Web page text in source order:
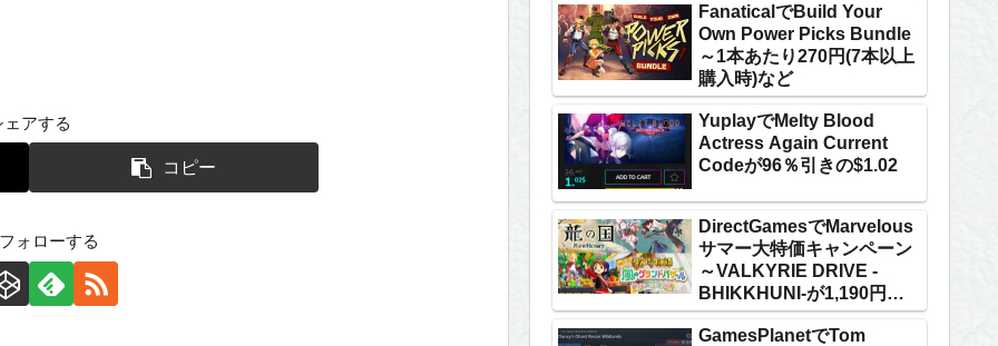
ェアする
コピー
ォローする
FanaticalでBuild Your
Own Power Picks Bundle
～1本あたり270円(7本以上
購入時)など
YuplayでMelty Blood
Actress Again Current
Codeが96％引きの$1.02
DirectGamesでMarvelous
サマー大特価キャンペーン
～VALKYRIE DRIVE -
BHIKKHUNI-が1,190円な
ど
GamesPlanetでTom